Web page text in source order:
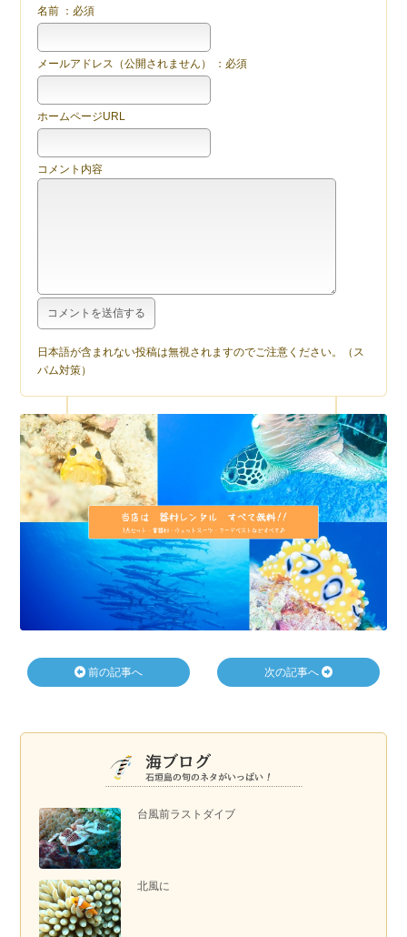
台風前ラストダイブ
北風に
名前 ：必須
メールアドレス（公開されません） ：必須
ホームページURL
コメント内容
日本語が含まれない投稿は無視されますのでご注意ください。（ス
パム対策）
前の記事へ 次の記事へ